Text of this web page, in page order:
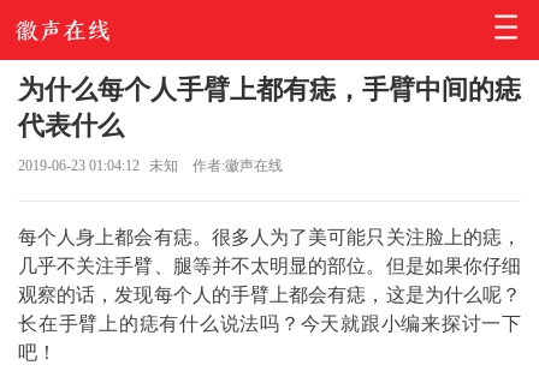
为什么每个人手臂上都有痣，手臂中间的痣
代表什么
2019-06-23 01:04:12 未知 作者:徽声在线
每个人身上都会有痣。很多人为了美可能只关注脸上的痣，
几乎不关注手臂、腿等并不太明显的部位。但是如果你仔细
观察的话，发现每个人的手臂上都会有痣，这是为什么呢？
长在手臂上的痣有什么说法吗？今天就跟小编来探讨一下
吧！